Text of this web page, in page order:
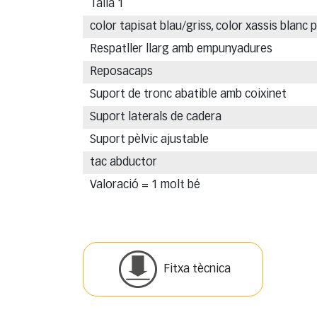
Talla 1
color tapisat blau/griss, color xassis blanc
Respatller llarg amb empunyadures
Reposacaps
Suport de tronc abatible amb coixinet
Suport laterals de cadera
Suport pèlvic ajustable
tac abductor
Valoració = 1 molt bé
Fitxa tècnica